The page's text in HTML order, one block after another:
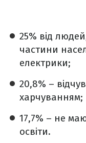
25% від
частини
електрики;
20,8% –
харчуванням;
17,7% – не
освіти.